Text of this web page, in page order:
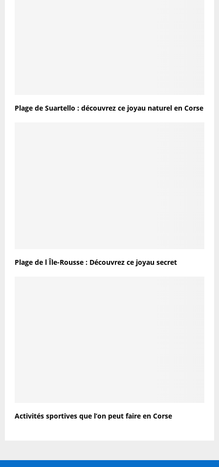
Plage de Suartello : découvrez ce joyau naturel en Corse
Plage de l Île-Rousse : Découvrez ce joyau secret
Activités sportives que l’on peut faire en Corse